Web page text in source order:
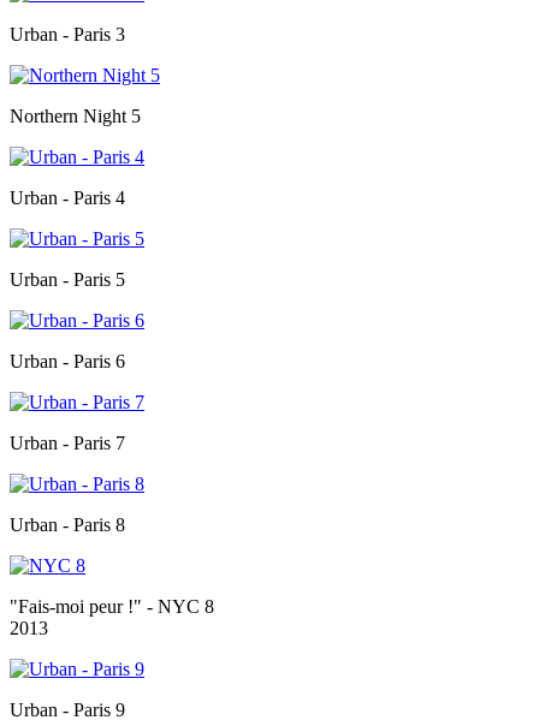
Urban - Paris 3
Northern Night 5
Urban - Paris 4
Urban - Paris 5
Urban - Paris 6
Urban - Paris 7
Urban - Paris 8
"Fais-moi peur !" - NYC 8
2013
Urban - Paris 9